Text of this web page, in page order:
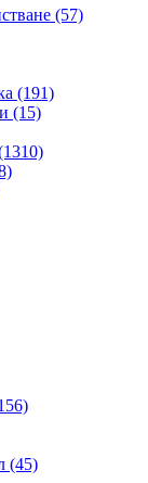
(57)
(191)
(15)
(45)